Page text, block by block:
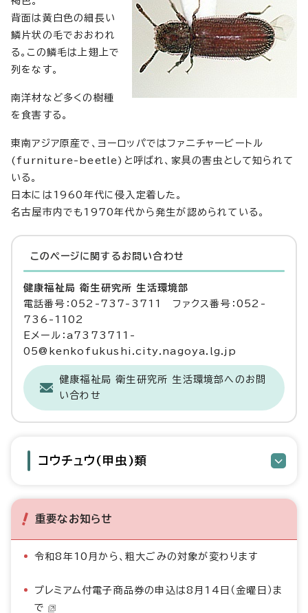
背面は黄白色の細長い
鱗片状の毛でおおわれ
る。この鱗毛は上翅上で
列をなす。
南洋材など多くの樹種
を食害する。
東南アジア原産で、ヨーロッパではファニチャービートル
(furniture-beetle)と呼ばれ、家具の害虫として知られて
いる。
日本には1960年代に侵入定着した。
名古屋市内でも1970年代から発生が認められている。
このページに関する お問い合わせ
健康福祉局 衛生研究所 生活環境部
電話番号：052-737-3711 ファクス番号：052-
736-1102
Eメール：a7373711-
05@kenkofukushi.city.nagoya.lg.jp
健康福祉局 衛生研究所 生活環境部へのお問
い合わせ
コウチュウ(甲虫)類
重要なお知らせ
令和8年10月から、粗大ごみの対象が変わります
プレミアム付電子商品券の申込は8月14日（金曜日）ま
で